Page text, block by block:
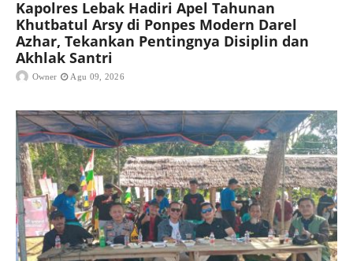
Kapolres Lebak Hadiri Apel Tahunan
Khutbatul Arsy di Ponpes Modern Darel
Azhar, Tekankan Pentingnya Disiplin dan
Akhlak Santri
Owner Agu 09, 2026